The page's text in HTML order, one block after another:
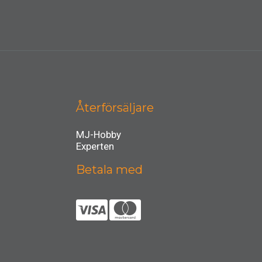
Återförsäljare
MJ-Hobby
Experten
Betala med